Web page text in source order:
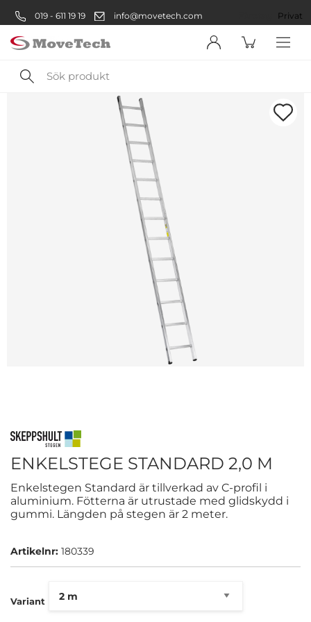
019 - 611 19 19 info@movetech.com Privat
Sök
produkt
ENKELSTEGE STANDARD 2,0 M
Enkelstegen Standard är tillverkad av C-profil i
aluminium. Fötterna är utrustade med glidskydd i
gummi. Längden på stegen är 2 meter.
Artikelnr: 180339
Variant
Välkommen! Välj hur du vill
handla:
Företag
Privatperson